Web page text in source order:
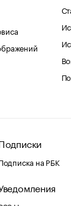
на РБК